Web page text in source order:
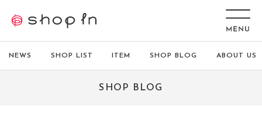
NEWS SHOP LIST ITEM SHOP BLOG ABOUT US
SHOP BLOG